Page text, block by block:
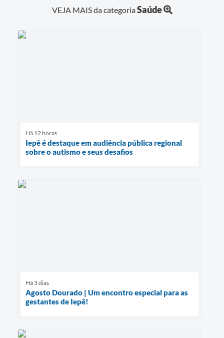
VEJA MAIS da categoriaSaúde
Há 12 horas
Iepê é destaque em audiência pública regional
sobre o autismo e seus desafios
Há 3 dias
Agosto Dourado | Um encontro especial para as
gestantes de Iepê!